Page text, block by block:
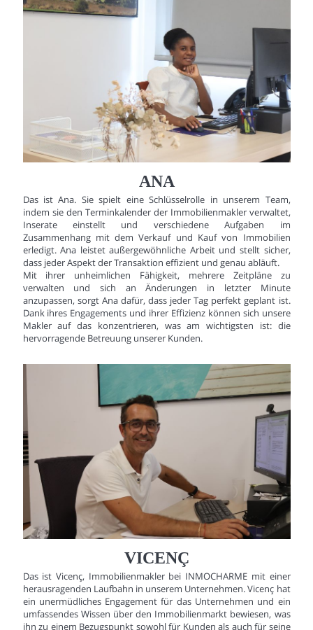
ANA
Das ist Ana. Sie spielt eine Schlüsselrolle in unserem Team,
indem sie den Terminkalender der Immobilienmakler verwaltet,
Inserate einstellt und verschiedene Aufgaben im
Zusammenhang mit dem Verkauf und Kauf von Immobilien
erledigt. Ana leistet außergewöhnliche Arbeit und stellt sicher,
dass jeder Aspekt der Transaktion effizient und genau abläuft.
Mit ihrer unheimlichen Fähigkeit, mehrere Zeitpläne zu
verwalten und sich an Änderungen in letzter Minute
anzupassen, sorgt Ana dafür, dass jeder Tag perfekt geplant ist.
Dank ihres Engagements und ihrer Effizienz können sich unsere
Makler auf das konzentrieren, was am wichtigsten ist: die
hervorragende Betreuung unserer Kunden.
VICENÇ
Das ist Vicenç, Immobilienmakler bei INMOCHARME mit einer
herausragenden Laufbahn in unserem Unternehmen. Vicenç hat
ein unermüdliches Engagement für das Unternehmen und ein
umfassendes Wissen über den Immobilienmarkt bewiesen, was
ihn zu einem Bezugspunkt sowohl für Kunden als auch für seine